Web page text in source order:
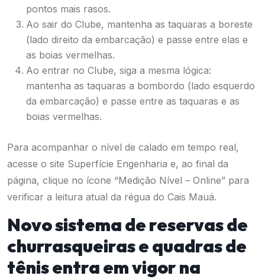
pontos mais rasos.
Ao sair do Clube, mantenha as taquaras a boreste
(lado direito da embarcação) e passe entre elas e
as boias vermelhas.
Ao entrar no Clube, siga a mesma lógica:
mantenha as taquaras a bombordo (lado esquerdo
da embarcação) e passe entre as taquaras e as
boias vermelhas.
Para acompanhar o nível de calado em tempo real,
acesse o site Superfície Engenharia e, ao final da
página, clique no ícone “Medição Nível – Online” para
verificar a leitura atual da régua do Cais Mauá.
Novo sistema de reservas de
churrasqueiras e quadras de
tênis entra em vigor na